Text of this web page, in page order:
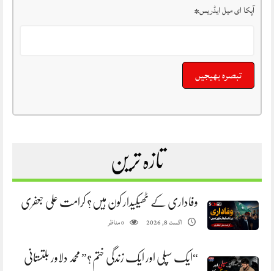
آپکا ای میل ایڈریس*
تازہ ترین
وفاداری کے ٹھیکیدار کون ہیں؟ کرامت علی جعفری
اگست 8, 2026 0مناظر
“ایک سپلی اور ایک زندگی ختم؟” محمد دلاور بلتستانی